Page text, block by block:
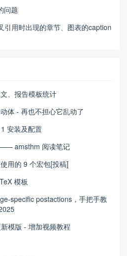
问题
引用时出现的章节、图表的caption
、报告模板统计
体 - 再也不担心它乱动了
安装及配置
amsthm 阅读笔记
用的 9 个宏包[投稿]
模板
specific postactions，手把手教
模版 - 增加视频教程